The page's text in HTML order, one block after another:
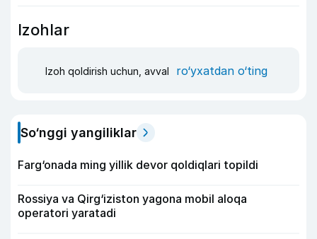
Izohlar
Izoh qoldirish uchun, avval ro‘yxatdan o‘ting
So‘nggi yangiliklar
Farg‘onada ming yillik devor qoldiqlari topildi
Rossiya va Qirg‘iziston yagona mobil aloqa
operatori yaratadi